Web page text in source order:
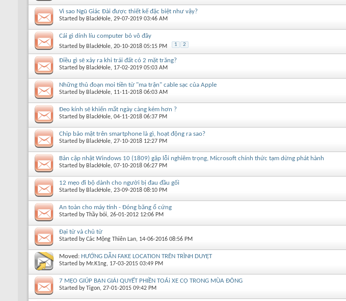
Vì sao Ngũ Giác Đài được thiết kế đặc biệt như vậy?
Started by BlackHole, 29-07-2019 03:46 AM
Cái gì dính líu computer bỏ vô đây
Started by BlackHole, 20-10-2018 05:15 PM 1 2
Điều gì sẽ xảy ra khi trái đất có 2 mặt trăng?
Started by BlackHole, 17-02-2019 05:03 AM
Những thủ đoạn moi tiền từ "ma trận" cable sạc của Apple
Started by BlackHole, 11-11-2018 06:03 AM
Đeo kính sẽ khiến mắt ngày càng kém hơn ?
Started by BlackHole, 04-11-2018 06:37 PM
Chip bảo mật trên smartphone là gì, hoạt động ra sao?
Started by BlackHole, 27-10-2018 12:27 PM
Bản cập nhật Windows 10 (1809) gặp lỗi nghiêm trọng, Microsoft chính thức tạm dừng phát hành
Started by BlackHole, 07-10-2018 06:27 PM
12 mẹo đi bộ dành cho người bị đau đầu gối
Started by BlackHole, 23-09-2018 08:10 PM
An toàn cho máy tính - Đóng băng ổ cứng
Started byThầy bói, 26-01-2012 12:06 PM
Đại từ và chủ từ
Started byCác Mộng Thiên Lan, 14-06-2016 08:56 PM
Moved: HƯỚNG DẪN FAKE LOCATION TRÊN TRÌNH DUYỆT
Started by Mr.K1ng, 17-03-2015 03:49 PM
7 MẸO GIÚP BẠN GIẢI QUYẾT PHIỀN TOÁi XE CỘ TRONG MÙA ÐÔNG
Started byTigon, 27-01-2015 09:42 PM